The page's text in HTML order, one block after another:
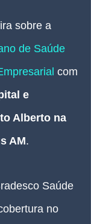
sobre a
de Saúde
com
e
Alberto na
AM.
Saúde
no